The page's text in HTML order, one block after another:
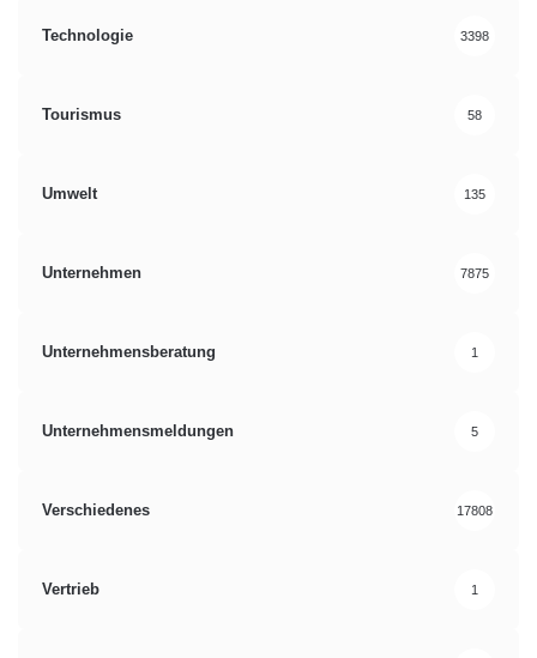
Technologie 3398
Tourismus 58
Umwelt 135
Unternehmen 7875
Unternehmensberatung 1
Unternehmensmeldungen 5
Verschiedenes 17808
Vertrieb 1